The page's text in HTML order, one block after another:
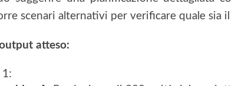
scenari alternativi per verificare quale sia
atteso: